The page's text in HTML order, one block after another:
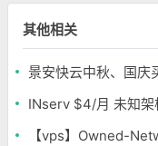
其他相关
景安快云中秋、国庆